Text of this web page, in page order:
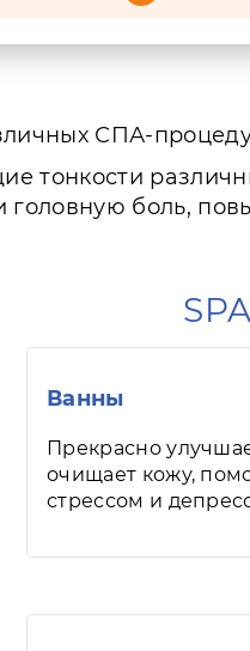
СПА-
тонкости
боль,
Ванны
Прекрасно
очищает кожу,
стрессом и